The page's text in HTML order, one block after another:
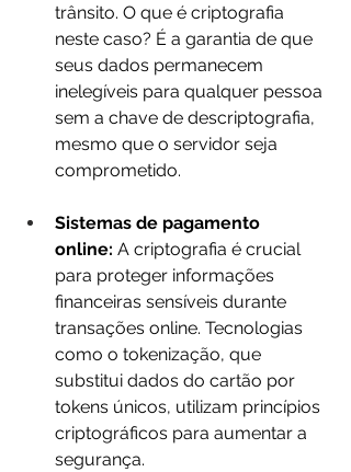
trânsito. O que é criptografia
neste caso? É a garantia de que
seus dados permanecem
inelegíveis para qualquer pessoa
sem a chave de descriptografia,
mesmo que o servidor seja
comprometido.
Sistemas de pagamento
online: A criptografia é crucial
para proteger informações
financeiras sensíveis durante
transações online. Tecnologias
como o tokenização, que
substitui dados do cartão por
tokens únicos, utilizam princípios
criptográficos para aumentar a
segurança.